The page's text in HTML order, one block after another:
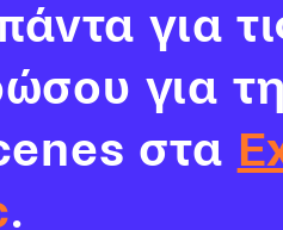
για
για
στα
.